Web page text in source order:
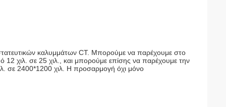
καλυμμάτων CT. Μπορούμε να παρέχουμε στο
12 χιλ. σε 25 χιλ., και μπορούμε επίσης να παρέχουμε την
σε 2400*1200 χιλ. Η προσαρμογή όχι μόνο